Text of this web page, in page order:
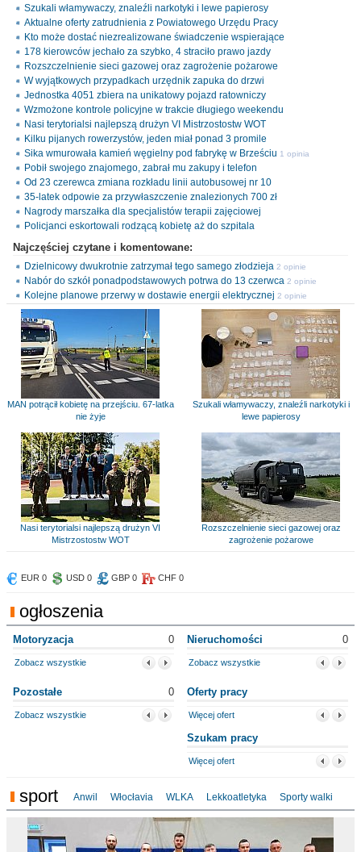
Szukali włamywaczy, znaleźli narkotyki i lewe papierosy
Aktualne oferty zatrudnienia z Powiatowego Urzędu Pracy
Kto może dostać niezrealizowane świadczenie wspierające
178 kierowców jechało za szybko, 4 straciło prawo jazdy
Rozszczelnienie sieci gazowej oraz zagrożenie pożarowe
W wyjątkowych przypadkach urzędnik zapuka do drzwi
Jednostka 4051 zbiera na unikatowy pojazd ratowniczy
Wzmożone kontrole policyjne w trakcie długiego weekendu
Nasi terytorialsi najlepszą drużyn VI Mistrzostostw WOT
Kilku pijanych rowerzystów, jeden miał ponad 3 promile
Sika wmurowała kamień węgielny pod fabrykę w Brześciu 1 opinia
Pobił swojego znajomego, zabrał mu zakupy i telefon
Od 23 czerewca zmiana rozkładu linii autobusowej nr 10
35-latek odpowie za przywłaszczenie znalezionych 700 zł
Nagrody marszałka dla specjalistów terapii zajęciowej
Policjanci eskortowali rodzącą kobietę aż do szpitala
Najczęściej czytane i komentowane:
Dzielnicowy dwukrotnie zatrzymał tego samego złodzieja 2 opinie
Nabór do szkół ponadpodstawowych potrwa do 13 czerwca 2 opinie
Kolejne planowe przerwy w dostawie energii elektrycznej 2 opinie
MAN potrącił kobietę na przejściu. 67-latka
nie żyje
Szukali włamywaczy, znaleźli narkotyki i
lewe papierosy
Nasi terytorialsi najlepszą drużyn VI
Mistrzostostw WOT
Rozszczelnienie sieci gazowej oraz
zagrożenie pożarowe
EUR 0 USD 0 GBP 0 CHF 0
ogłoszenia
Motoryzacja 0
Zobacz wszystkie
Nieruchomości 0
Zobacz wszystkie
Pozostałe 0
Zobacz wszystkie
Oferty pracy
Więcej ofert
Szukam pracy
Więcej ofert
sport Anwil Włocłavia WLKA Lekkoatletyka Sporty walki